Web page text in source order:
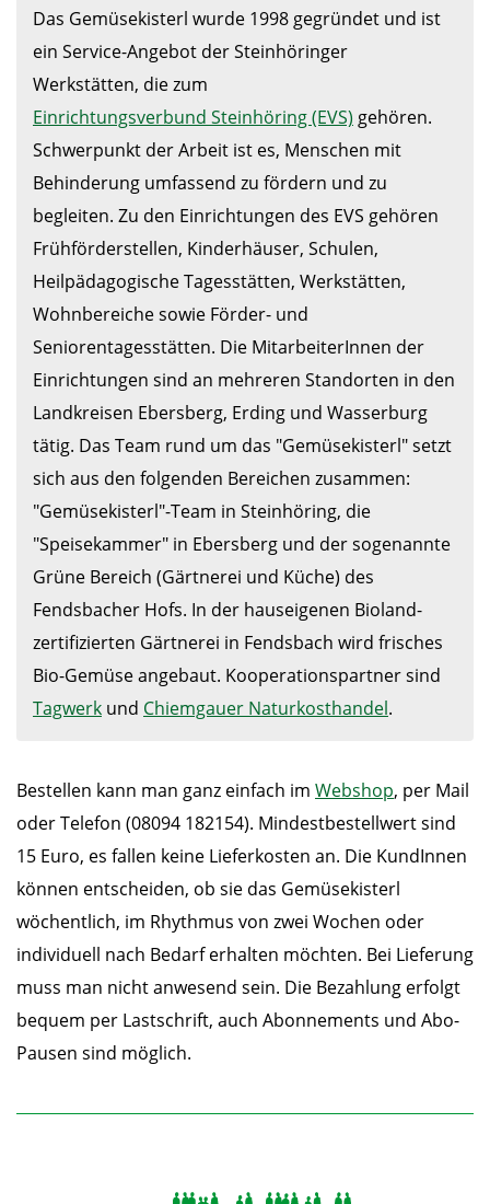
Das Gemüsekisterl wurde 1998 gegründet und ist
ein Service-Angebot der Steinhöringer
Werkstätten, die zum
Einrichtungsverbund Steinhöring (EVS) gehören.
Schwerpunkt der Arbeit ist es, Menschen mit
Behinderung umfassend zu fördern und zu
begleiten. Zu den Einrichtungen des EVS gehören
Frühförderstellen, Kinderhäuser, Schulen,
Heilpädagogische Tagesstätten, Werkstätten,
Wohnbereiche sowie Förder- und
Seniorentagesstätten. Die MitarbeiterInnen der
Einrichtungen sind an mehreren Standorten in den
Landkreisen Ebersberg, Erding und Wasserburg
tätig. Das Team rund um das "Gemüsekisterl" setzt
sich aus den folgenden Bereichen zusammen:
"Gemüsekisterl"-Team in Steinhöring, die
"Speisekammer" in Ebersberg und der sogenannte
Grüne Bereich (Gärtnerei und Küche) des
Fendsbacher Hofs. In der hauseigenen Bioland-
zertifizierten Gärtnerei in Fendsbach wird frisches
Bio-Gemüse angebaut. Kooperationspartner sind
Tagwerk und Chiemgauer Naturkosthandel.
Bestellen kann man ganz einfach im Webshop, per Mail
oder Telefon (08094 182154). Mindestbestellwert sind
15 Euro, es fallen keine Lieferkosten an. Die KundInnen
können entscheiden, ob sie das Gemüsekisterl
wöchentlich, im Rhythmus von zwei Wochen oder
individuell nach Bedarf erhalten möchten. Bei Lieferung
muss man nicht anwesend sein. Die Bezahlung erfolgt
bequem per Lastschrift, auch Abonnements und Abo-
Pausen sind möglich.